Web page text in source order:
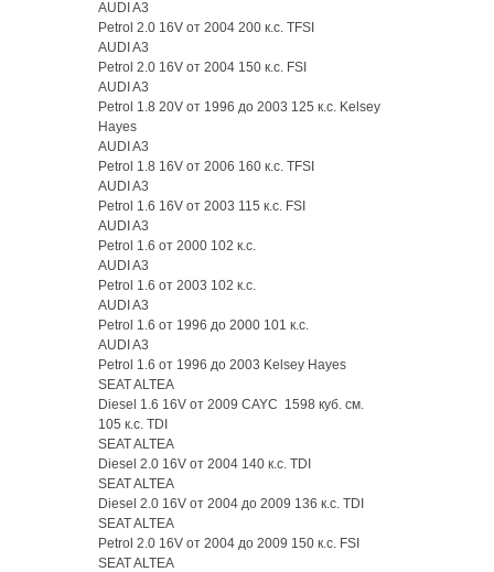
AUDI A3
Petrol 2.0 16V от 2004 200 к.с. TFSI
AUDI A3
Petrol 2.0 16V от 2004 150 к.с. FSI
AUDI A3
Petrol 1.8 20V от 1996 до 2003 125 к.с. Kelsey
Hayes
AUDI A3
Petrol 1.8 16V от 2006 160 к.с. TFSI
AUDI A3
Petrol 1.6 16V от 2003 115 к.с. FSI
AUDI A3
Petrol 1.6 от 2000 102 к.с.
AUDI A3
Petrol 1.6 от 2003 102 к.с.
AUDI A3
Petrol 1.6 от 1996 до 2000 101 к.с.
AUDI A3
Petrol 1.6 от 1996 до 2003 Kelsey Hayes
SEAT ALTEA
Diesel 1.6 16V от 2009 CAYC 1598 куб. см.
105 к.с. TDI
SEAT ALTEA
Diesel 2.0 16V от 2004 140 к.с. TDI
SEAT ALTEA
Diesel 2.0 16V от 2004 до 2009 136 к.с. TDI
SEAT ALTEA
Petrol 2.0 16V от 2004 до 2009 150 к.с. FSI
SEAT ALTEA